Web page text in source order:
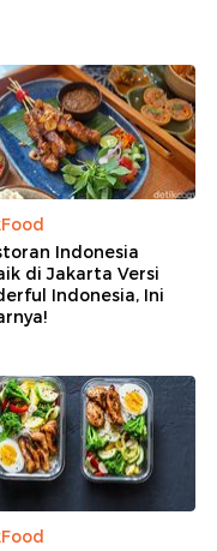
Indonesia
di Jakarta Versi
Indonesia, Ini